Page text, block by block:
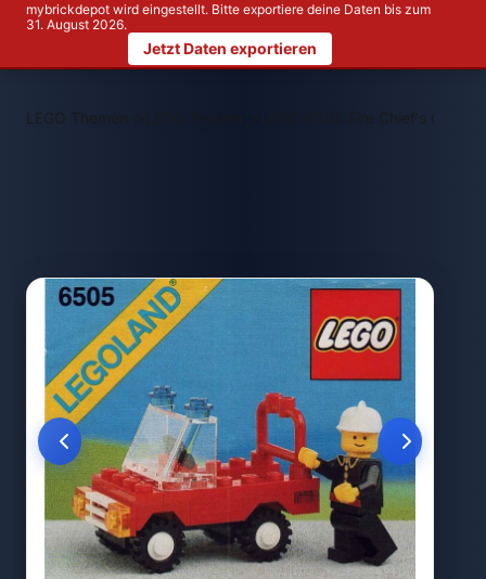
mybrickdepot wird eingestellt. Bitte exportiere deine Daten bis zum
31. August 2026.
Jetzt Daten exportieren
LEGO Themen > LEGO 6505 Fire Chief's Car